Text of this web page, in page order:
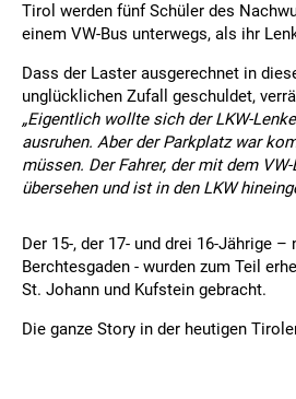
Tirol werden fünf Schüler des
einem VW-Bus unterwegs, als ihr
Dass der Laster ausgerechnet in
unglücklichen Zufall geschuldet,
„Eigentlich wollte sich der LKW-
ausruhen. Aber der Parkplatz war
müssen. Der Fahrer, der mit dem
übersehen und ist in den LKW
Der 15-, der 17- und drei 16-Jährige
Berchtesgaden - wurden zum Teil
St. Johann und Kufstein gebracht.
Die ganze Story in der heutigen